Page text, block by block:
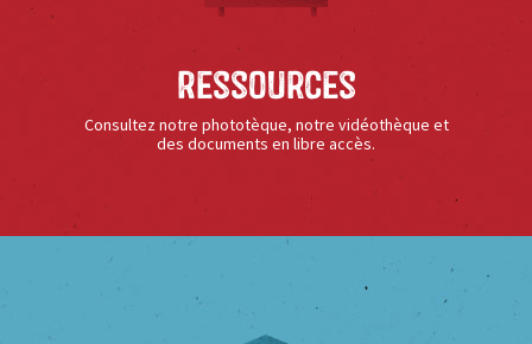
Ressources
Consultez notre phototèque, notre vidéothèque et
des documents en libre accès.